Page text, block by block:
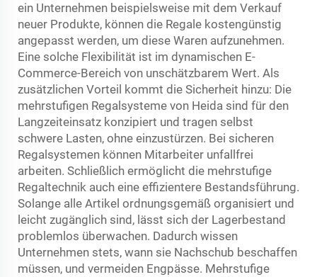
ein Unternehmen beispielsweise mit dem Verkauf
neuer Produkte, können die Regale kostengünstig
angepasst werden, um diese Waren aufzunehmen.
Eine solche Flexibilität ist im dynamischen E-
Commerce-Bereich von unschätzbarem Wert. Als
zusätzlichen Vorteil kommt die Sicherheit hinzu: Die
mehrstufigen Regalsysteme von Heida sind für den
Langzeiteinsatz konzipiert und tragen selbst
schwere Lasten, ohne einzustürzen. Bei sicheren
Regalsystemen können Mitarbeiter unfallfrei
arbeiten. Schließlich ermöglicht die mehrstufige
Regaltechnik auch eine effizientere Bestandsführung.
Solange alle Artikel ordnungsgemäß organisiert und
leicht zugänglich sind, lässt sich der Lagerbestand
problemlos überwachen. Dadurch wissen
Unternehmen stets, wann sie Nachschub beschaffen
müssen, und vermeiden Engpässe. Mehrstufige